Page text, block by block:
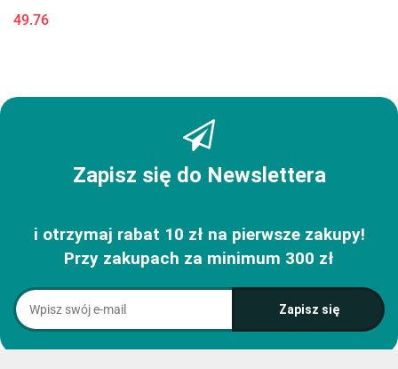
49.76
Zapisz się do Newslettera
i otrzymaj rabat 10 zł na pierwsze zakupy!
Przy zakupach za minimum 300 zł